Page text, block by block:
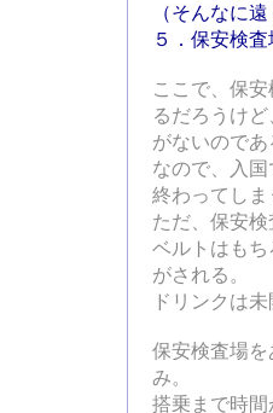
（そんなに遠
５．保安検
ここで、保
るだろうけ
がないのであ
なので、入
終わってしま
ただ、保安
ベルトはも
がされる。
ドリンクは
保安検査場
み。
搭乗まで時